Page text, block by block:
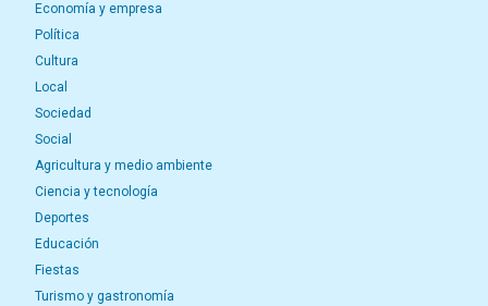
Economía y empresa
Política
Cultura
Local
Sociedad
Social
Agricultura y medio ambiente
Ciencia y tecnología
Deportes
Educación
Fiestas
Turismo y gastronomía